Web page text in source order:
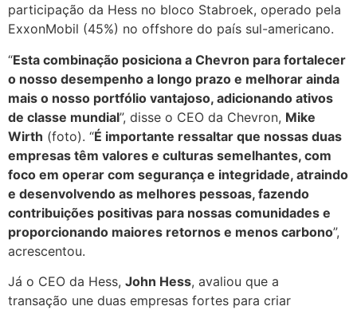
participação da Hess no bloco Stabroek, operado pela
ExxonMobil (45%) no offshore do país sul-americano.
“Esta combinação posiciona a Chevron para fortalecer
o nosso desempenho a longo prazo e melhorar ainda
mais o nosso portfólio vantajoso, adicionando ativos
de classe mundial”, disse o CEO da Chevron, Mike
Wirth (foto). “É importante ressaltar que nossas duas
empresas têm valores e culturas semelhantes, com
foco em operar com segurança e integridade, atraindo
e desenvolvendo as melhores pessoas, fazendo
contribuições positivas para nossas comunidades e
proporcionando maiores retornos e menos carbono”,
acrescentou.
Já o CEO da Hess, John Hess, avaliou que a
transação une duas empresas fortes para criar